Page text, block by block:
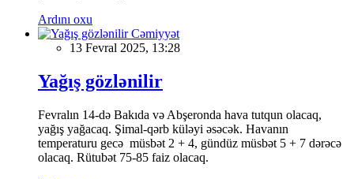
Ardını oxu
Cəmiyyət
13 Fevral 2025, 13:28
Yağış gözlənilir
Fevralın 14-də Bakıda və Abşeronda hava tutqun olacaq,
yağış yağacaq. Şimal-qərb küləyi əsəcək. Havanın
temperaturu gecə müsbət 2 + 4, gündüz müsbət 5 + 7 dərəcə
olacaq. Rütubət 75-85 faiz olacaq.